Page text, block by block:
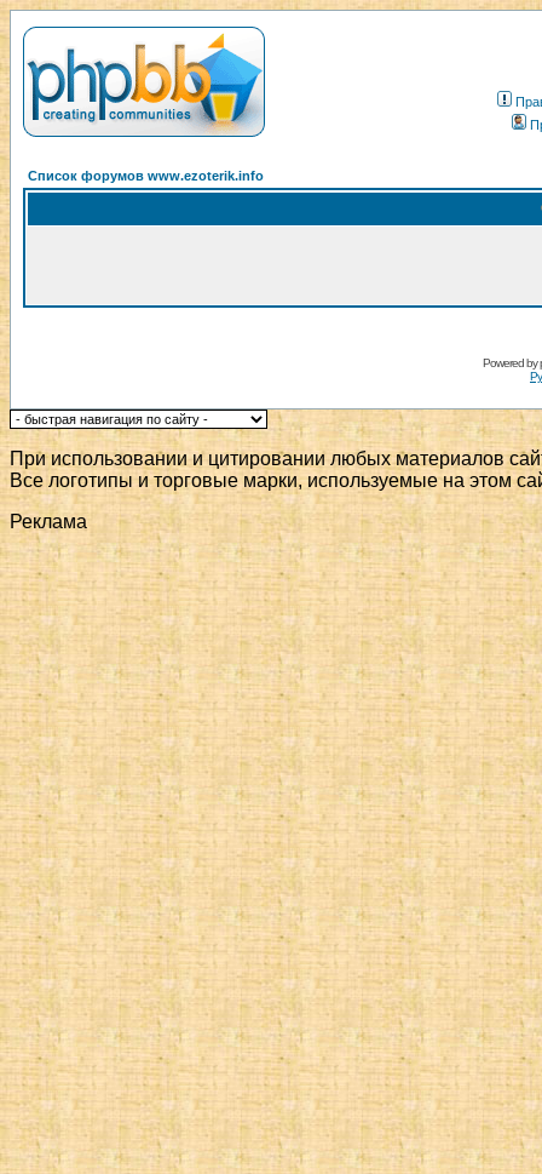
Список форумов www.ezoterik.info
Powered by
При использовании и цитировании любых материалов
Все логотипы и торговые марки, используемые на этом
Реклама